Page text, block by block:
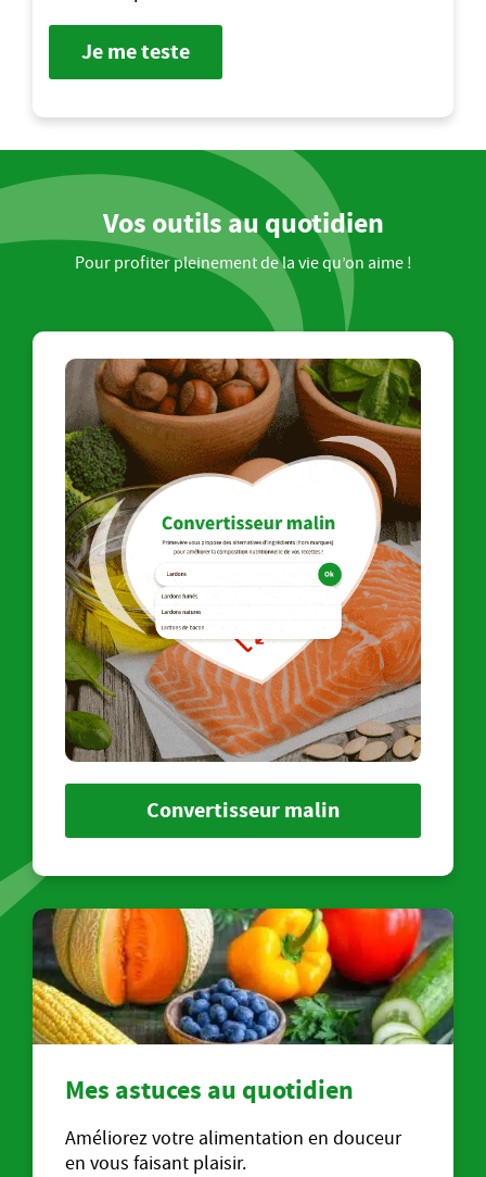
Je me teste
Vos outils au quotidien
Pour profiter pleinement de la vie qu’on aime !
Convertisseur malin
Mes astuces au quotidien
Améliorez votre alimentation en douceur
en vous faisant plaisir.